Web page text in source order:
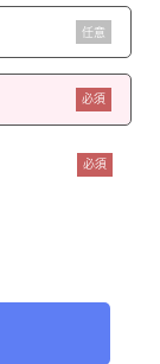
任意
必須
必須